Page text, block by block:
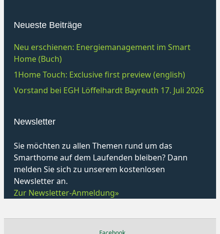
Neueste Beiträge
Neu erschienen: Energiemanagement im Smart
Home (Buch)
1Home Touch: Exclusive first preview (english)
Vorstand bei EGH Löffelhardt Bayreuth 17. Juli 2026
Newsletter
Sie möchten zu allen Themen rund um das
Smarthome auf dem Laufenden bleiben? Dann
melden Sie sich zu unserem kostenlosen
Newsletter an.
Zur Newsletter-Anmeldung»